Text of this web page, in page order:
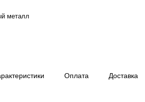
металл
Оплата Доставка